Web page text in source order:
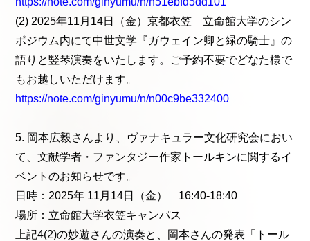
(2) 2025年11月14日（金）京都衣笠 立命館大学のシン
ポジウム内にて中世文学『ガウェイン卿と緑の騎士』の
語りと竪琴演奏をいたします。ご予約不要でどなた様で
もお越しいただけます。
https://note.com/ginyumu/n/n00c9be332400
5. 岡本広毅さんより、ヴァナキュラー文化研究会におい
て、文献学者・ファンタジー作家トールキンに関するイ
ベントのお知らせです。
日時：2025年 11月14日（金） 16:40-18:40
場所：立命館大学衣笠キャンパス
上記4(2)の妙遊さんの演奏と、岡本さんの発表「トール